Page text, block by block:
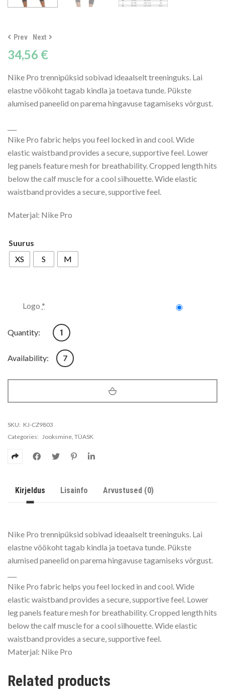
Prev Next
34,56 €
Nike Pro trennipüksid sobivad ideaalselt treeninguks. Lai
elastne vöökoht tagab kindla ja toetava tunde. Pükste
alumised paneelid on parema hingavuse tagamiseks võrgust.
Nike Pro fabric helps you feel locked in and cool. Wide
elastic waistband provides a secure, supportive feel. Lower
leg panels feature mesh for breathability. Cropped length hits
below the calf muscle for a cool silhouette. Wide elastic
waistband provides a secure, supportive feel.
Materjal: Nike Pro
Suurus
XS
S M
Logo *
Quantity: Naiste trennipüksid Nike 365 Tight Crop kogus
Availability: 7
SKU: KJ-CZ9803
Categories:
Jooksmine TÜASK
Kirjeldus Lisainfo Arvustused (0)
Nike Pro trennipüksid sobivad ideaalselt treeninguks. Lai
elastne vöökoht tagab kindla ja toetava tunde. Pükste
alumised paneelid on parema hingavuse tagamiseks võrgust.
Nike Pro fabric helps you feel locked in and cool. Wide
elastic waistband provides a secure, supportive feel. Lower
leg panels feature mesh for breathability. Cropped length hits
below the calf muscle for a cool silhouette. Wide elastic
waistband provides a secure, supportive feel.
Materjal: Nike Pro
Related products